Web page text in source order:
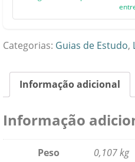
quantidade
Categorias: Guias de Estudo,
Informação adicional
Informação
Peso
0,107 kg